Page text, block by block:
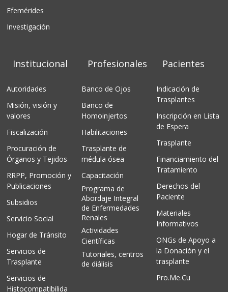
Efemérides
Investigación
Institucional
Autoridades
Misión, visión y
valores
Fiscalización
Procuración de
Órganos y Tejidos
RRPP, Promoción y
Publicaciones
Subsidios
Servicio Social
Hogar de Tránsito
Servicios de
Trasplante
Servicios de
Histocompatibilida
Profesionales
Banco de Ojos
Banco de
Homoinjertos
Habilitaciones
Trasplante de
médula ósea
Capacitación
Programa de
Abordaje Integral
de Enfermedades
Renales
Actividades
Científicas
Tutoriales, centros
de diálisis
Pacientes
Indicación de
Trasplantes
Inscripción en Lista
de Espera
Trasplante
Financiamiento del
Tratamiento
Derechos del
Paciente
Materiales
Informativos
ONGs de Apoyo a
la Donación y el
trasplante
Pro.Me.Cu